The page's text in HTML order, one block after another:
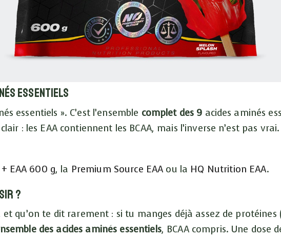
essentiels
essentiels ». C’est l’ensemble complet des 9 acides aminés
: les EAA contiennent les BCAA, mais l’inverse n’est pas
+ EAA 600 g, la Premium Source EAA ou la HQ Nutrition EAA.
?
qu’on te dit rarement : si tu manges déjà assez de
des acides aminés essentiels, BCAA compris. Une dose